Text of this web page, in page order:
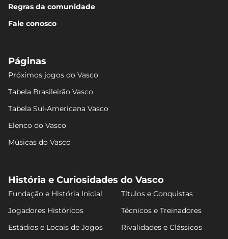
Regras da comunidade
Fale conosco
Páginas
Próximos jogos do Vasco
Tabela Brasileirão Vasco
Tabela Sul-Americana Vasco
Elenco do Vasco
Músicas do Vasco
História e Curiosidades do Vasco
Fundação e História Inicial
Títulos e Conquistas
Jogadores Históricos
Técnicos e Treinadores
Estádios e Locais de Jogos
Rivalidades e Clássicos